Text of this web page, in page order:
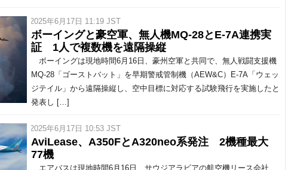
/ 2025年6月17日 11:19 JST
ボーイングと豪空軍、無人機MQ-28とE-7A連携実
証 1人で複数機を遠隔操縦
ボーイングは現地時間6月16日、豪州空軍と共同で、無人戦闘支援機
MQ-28「ゴーストバット」を早期警戒管制機（AEW&C）E-7A「ウェッ
ジテイル」から遠隔操縦し、空中目標に対応する試験飛行を実施したと
発表し […]
/ 2025年6月17日 10:53 JST
AviLease、A350FとA320neo系発注 2機種最大
77機
エアバスは現地時間6月16日、サウジアラビアの航空機リース会社